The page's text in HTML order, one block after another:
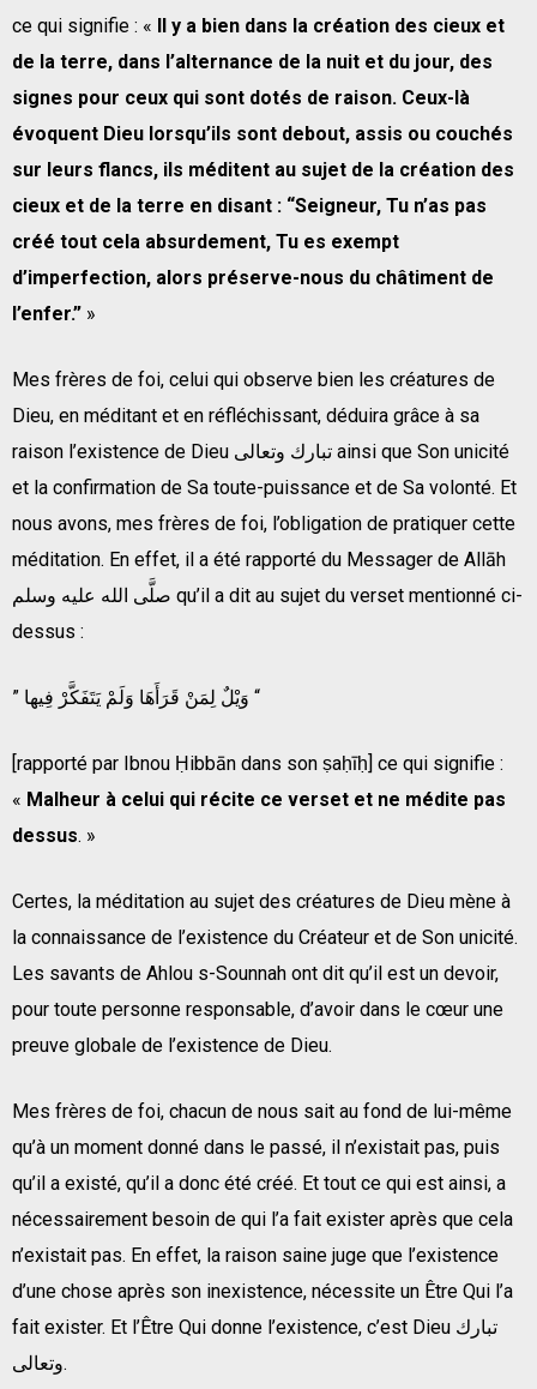
ce qui signifie : « Il y a bien dans la création des cieux et
de la terre, dans l’alternance de la nuit et du jour, des
signes pour ceux qui sont dotés de raison. Ceux-là
évoquent Dieu lorsqu’ils sont debout, assis ou couchés
sur leurs flancs, ils méditent au sujet de la création des
cieux et de la terre en disant : “Seigneur, Tu n’as pas
créé tout cela absurdement, Tu es exempt
d’imperfection, alors préserve-nous du châtiment de
l’enfer.” »
Mes frères de foi, celui qui observe bien les créatures de
Dieu, en méditant et en réfléchissant, déduira grâce à sa
raison l’existence de Dieu تبارك وتعالى ainsi que Son unicité
et la confirmation de Sa toute-puissance et de Sa volonté. Et
nous avons, mes frères de foi, l’obligation de pratiquer cette
méditation. En effet, il a été rapporté du Messager de Allāh
صلَّى الله عليه وسلم qu’il a dit au sujet du verset mentionné ci-
dessus :
” وَيْلٌ لِمَنْ قَرَأَهَا وَلَمْ يَتَفَكَّرْ فِيها “
[rapporté par Ibnou Ḥibbān dans son ṣaḥīḥ] ce qui signifie :
« Malheur à celui qui récite ce verset et ne médite pas
dessus. »
Certes, la méditation au sujet des créatures de Dieu mène à
la connaissance de l’existence du Créateur et de Son unicité.
Les savants de Ahlou s-Sounnah ont dit qu’il est un devoir,
pour toute personne responsable, d’avoir dans le cœur une
preuve globale de l’existence de Dieu.
Mes frères de foi, chacun de nous sait au fond de lui-même
qu’à un moment donné dans le passé, il n’existait pas, puis
qu’il a existé, qu’il a donc été créé. Et tout ce qui est ainsi, a
nécessairement besoin de qui l’a fait exister après que cela
n’existait pas. En effet, la raison saine juge que l’existence
d’une chose après son inexistence, nécessite un Être Qui l’a
fait exister. Et l’Être Qui donne l’existence, c’est Dieu تبارك
وتعالى.